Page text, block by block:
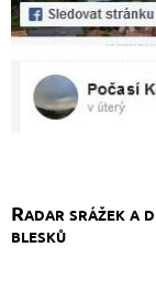
Radar srážek a
blesků